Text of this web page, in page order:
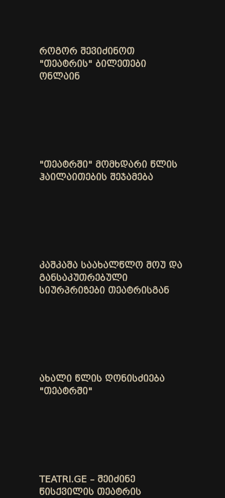
ᲠᲝᲒᲝᲠ ᲨᲔᲕᲘᲫᲘᲜᲝᲗ
"ᲗᲔᲐᲢᲠᲘᲡ" ᲑᲘᲚᲔᲗᲔᲑᲘ
ᲝᲜᲚᲐᲘᲜ
"ᲗᲔᲐᲢᲠᲨᲘ" ᲛᲝᲛᲮᲓᲐᲠᲘ ᲬᲚᲘᲡ
ᲰᲐᲘᲚᲐᲘᲗᲔᲑᲘᲡ ᲨᲔᲯᲐᲛᲔᲑᲐ
ᲙᲐᲨᲙᲐᲨᲐ ᲡᲐᲐᲮᲐᲚᲬᲚᲝ ᲨᲝᲣ ᲓᲐ
ᲒᲐᲜᲡᲐᲙᲣᲗᲠᲔᲑᲣᲚᲘ
ᲡᲘᲣᲠᲞᲠᲘᲖᲔᲑᲘ ᲗᲔᲐᲢᲠᲘᲡᲒᲐᲜ
ᲐᲮᲐᲚᲘ ᲬᲚᲘᲡ ᲦᲝᲜᲘᲡᲫᲘᲔᲑᲐ
"ᲗᲔᲐᲢᲠᲨᲘ"
TEATRI.GE – ᲨᲔᲘᲫᲘᲜᲔ
ᲬᲘᲡᲥᲕᲘᲚᲘᲡ ᲗᲔᲐᲢᲠᲘᲡ